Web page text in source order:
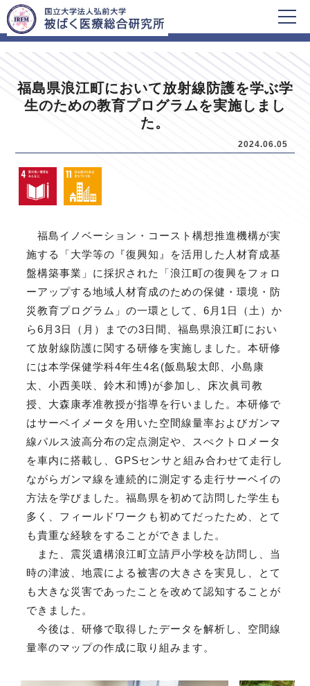
HOME 新着情報
福島県浪江町において放射線防護を学ぶ学
生のための教育プログラムを実施しまし
た。
2024.06.05
福島イノベーション・コースト構想推進機構が実
施する「大学等の『復興知』を活用した人材育成基
盤構築事業」に採択された「浪江町の復興をフォロ
ーアップする地域人材育成のための保健・環境・防
災教育プログラム」の一環として、6月1日（土）か
ら6月3日（月）までの3日間、福島県浪江町におい
て放射線防護に関する研修を実施しました。本研修
には本学保健学科4年生4名(飯島駿太郎、小島康
太、小西美咲、鈴木和博)が参加し、床次眞司教
授、大森康孝准教授が指導を行いました。本研修で
はサーベイメータを用いた空間線量率およびガンマ
線パルス波高分布の定点測定や、スぺクトロメータ
を車内に搭載し、GPSセンサと組み合わせて走行し
ながらガンマ線を連続的に測定する走行サーベイの
方法を学びました。福島県を初めて訪問した学生も
多く、フィールドワークも初めてだったため、とて
も貴重な経験をすることができました。
また、震災遺構浪江町立請戸小学校を訪問し、当
時の津波、地震による被害の大きさを実見し、とて
も大きな災害であったことを改めて認知することが
できました。
今後は、研修で取得したデータを解析し、空間線
量率のマップの作成に取り組みます。